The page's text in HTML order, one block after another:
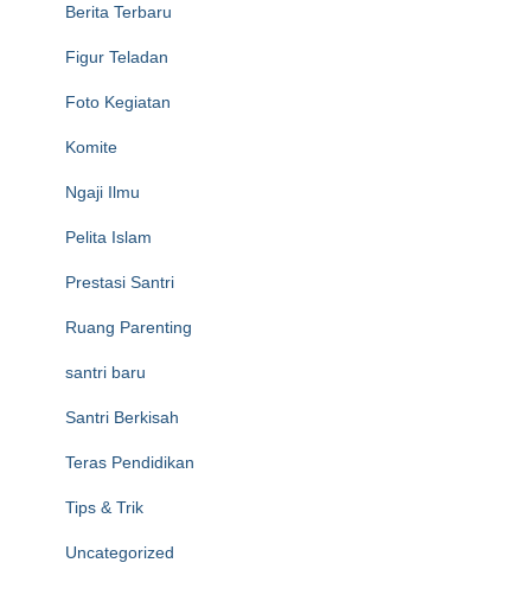
Berita Terbaru
Figur Teladan
Foto Kegiatan
Komite
Ngaji Ilmu
Pelita Islam
Prestasi Santri
Ruang Parenting
santri baru
Santri Berkisah
Teras Pendidikan
Tips & Trik
Uncategorized